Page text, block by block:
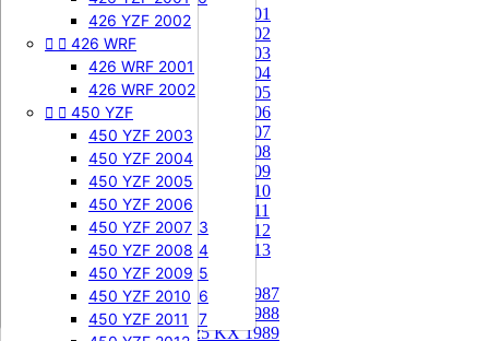
505 SXF
505 SXF 2007
505 SXF 2008
525 SXF
525 SXF 2003
525 SXF 2004
525 SXF 2005
525 SXF 2006
525 EXC-F
525 EXC-F 2003
525 EXC-F 2004
525 EXC-F 2005
525 EXC-F 2006
525 EXC-F 2007
426 YZF 2002
  426 WRF
426 WRF 2001
426 WRF 2002
  450 YZF
450 YZF 2003
450 YZF 2004
450 YZF 2005
450 YZF 2006
450 YZF 2007
450 YZF 2008
450 YZF 2009
450 YZF 2010
450 YZF 2011
85 KX 2001
85 KX 2002
85 KX 2003
85 KX 2004
85 KX 2005
85 KX 2006
85 KX 2007
85 KX 2008
85 KX 2009
85 KX 2010
85 KX 2011
85 KX 2012
85 KX 2013
125 KX 
125 KX 1987
125 KX 1988
125 KX 1989